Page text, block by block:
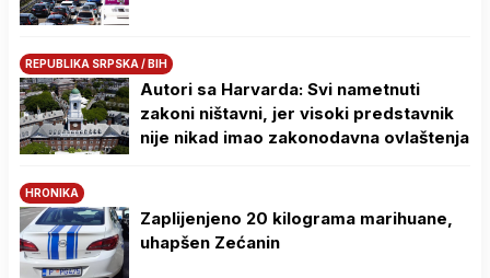
REPUBLIKA SRPSKA / BIH
Autori sa Harvarda: Svi nametnuti
zakoni ništavni, jer visoki predstavnik
nije nikad imao zakonodavna ovlaštenja
HRONIKA
Zaplijenjeno 20 kilograma marihuane,
uhapšen Zećanin